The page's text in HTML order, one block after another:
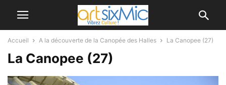
Accueil A la découverte de la Canopée des Halles La Canopee (27)
La Canopee (27)